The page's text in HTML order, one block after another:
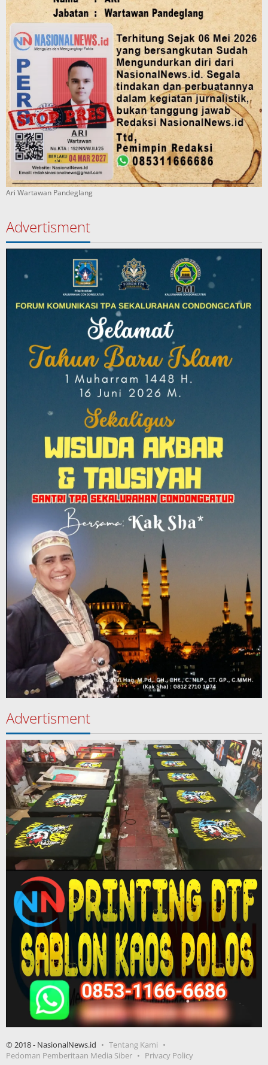
Ari Wartawan Pandeglang
Advertisment
Advertisment
© 2018 - NasionalNews.id
Tentang Kami
Pedoman Pemberitaan Media Siber
Privacy Policy